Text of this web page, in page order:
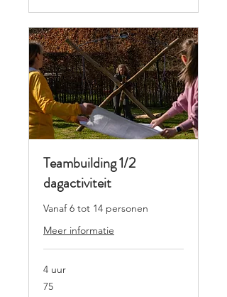
Teambuilding 1/2
dagactiviteit
Vanaf 6 tot 14 personen
Meer informatie
4 uur
75
75